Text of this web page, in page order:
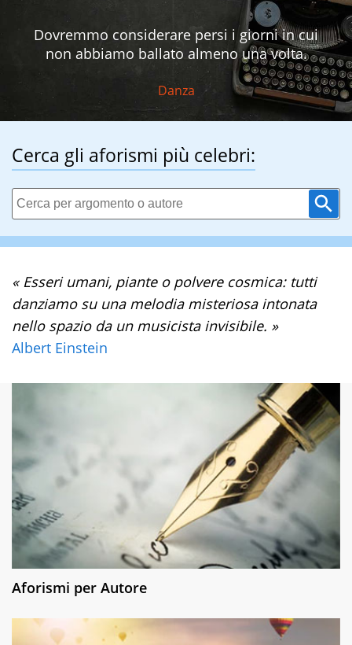
Dovremmo considerare persi i giorni in cui
non abbiamo ballato almeno una volta.
Danza
Cerca gli aforismi più celebri:
« Esseri umani, piante o polvere cosmica: tutti
danziamo su una melodia misteriosa intonata
nello spazio da un musicista invisibile. »
Albert Einstein
Aforismi per Autore